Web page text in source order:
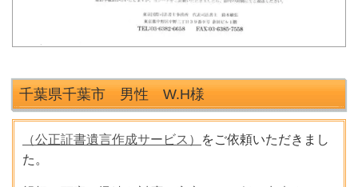
千葉県千葉市 男性 W.H様
（公正証書遺言作成サービス）
をご依頼いただきまし
た。